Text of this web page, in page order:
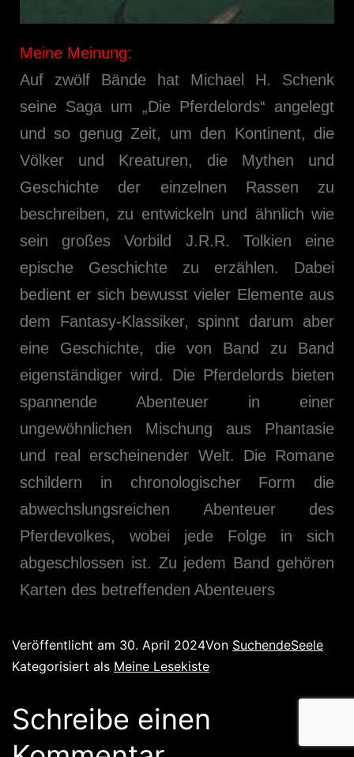
Meine Meinung:
Auf zwölf Bände hat Michael H. Schenk
seine Saga um „Die Pferdelords“ angelegt
und so genug Zeit, um den Kontinent, die
Völker und Kreaturen, die Mythen und
Geschichte der einzelnen Rassen zu
beschreiben, zu entwickeln und ähnlich wie
sein großes Vorbild J.R.R. Tolkien eine
epische Geschichte zu erzählen. Dabei
bedient er sich bewusst vieler Elemente aus
dem Fantasy-Klassiker, spinnt darum aber
eine Geschichte, die von Band zu Band
eigenständiger wird. Die Pferdelords bieten
spannende Abenteuer in einer
ungewöhnlichen Mischung aus Phantasie
und real erscheinender Welt. Die Romane
schildern in chronologischer Form die
abwechslungsreichen Abenteuer des
Pferdevolkes, wobei jede Folge in sich
abgeschlossen ist. Zu jedem Band gehören
Karten des betreffenden Abenteuers
Veröffentlicht am 30. April 2024Von SuchendeSeele
Kategorisiert als Meine Lesekiste
Schreibe einen